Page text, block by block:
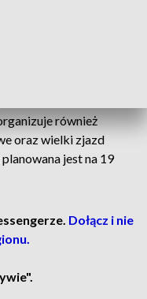
również
oraz wielki zjazd
jest na 19
Dołącz i nie